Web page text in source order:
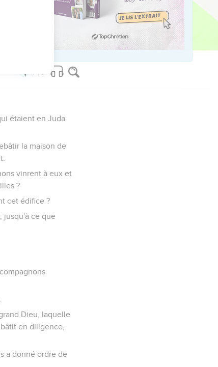
état, jusqu'à la
étaient en Juda
la maison de
vinrent à eux et
?
cet édifice ?
jusqu'à ce que
Dieu, laquelle
en diligence,
a donné ordre de